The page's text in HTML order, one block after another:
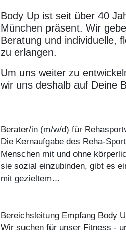
Body Up ist seit über 40
München präsent. Wir
Beratung und individuelle,
zu erlangen.
Um uns weiter zu
wir uns deshalb auf Deine
Berater/in (m/w/d) für
Die Kernaufgabe des Reha-
Menschen mit und ohne
sie sozial einzubinden, gibt es
mit gezieltem…
Bereichsleitung Empfang Body
Wir suchen für unser Fitness -